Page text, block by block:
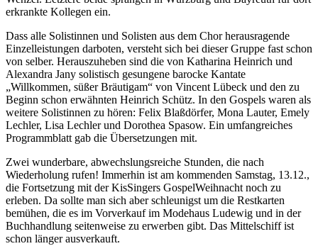
erkrankte Kollegen ein.
Dass alle Solistinnen und Solisten aus dem Chor herausragende
Einzelleistungen darboten, versteht sich bei dieser Gruppe fast schon
von selber. Herauszuheben sind die von Katharina Heinrich und
Alexandra Jany solistisch gesungene barocke Kantate
„Willkommen, süßer Bräutigam“ von Vincent Lübeck und den zu
Beginn schon erwähnten Heinrich Schütz. In den Gospels waren als
weitere Solistinnen zu hören: Felix Blaßdörfer, Mona Lauter, Emely
Lechler, Lisa Lechler und Dorothea Spasow. Ein umfangreiches
Programmblatt gab die Übersetzungen mit.
Zwei wunderbare, abwechslungsreiche Stunden, die nach
Wiederholung rufen! Immerhin ist am kommenden Samstag, 13.12.,
die Fortsetzung mit der KisSingers GospelWeihnacht noch zu
erleben. Da sollte man sich aber schleunigst um die Restkarten
bemühen, die es im Vorverkauf im Modehaus Ludewig und in der
Buchhandlung seitenweise zu erwerben gibt. Das Mittelschiff ist
schon länger ausverkauft.